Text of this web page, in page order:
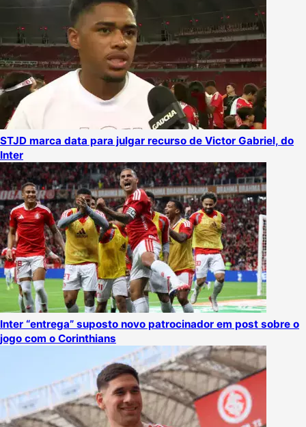
STJD marca data para julgar recurso de Victor Gabriel, do
Inter
Inter “entrega” suposto novo patrocinador em post sobre o
jogo com o Corinthians